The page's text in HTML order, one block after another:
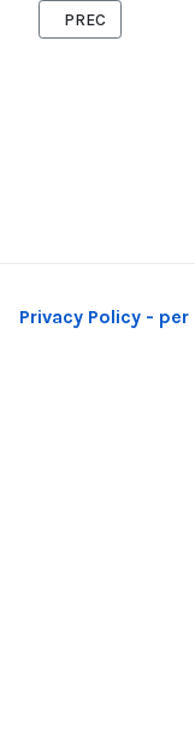
ARTICOLO
PREC
Privacy Policy -